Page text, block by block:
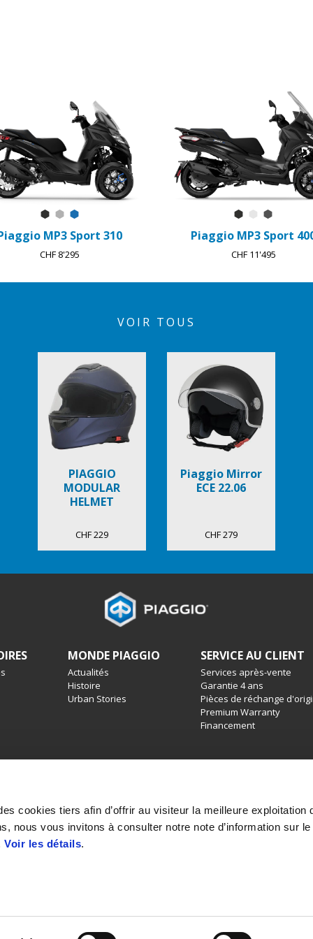
cookies tiers afin d’offrir au visiteur la meilleure exploitation
nous vous invitons à consulter notre note d’information sur
Voir les détails.
Nero Meteora
Grigio Mercurio
MP3 Sport 310
CHF 8'295
Nero Meteora
Bianco Luna
Piaggio MP3 Sport
CHF 11'495
VOIR TOUS
PIAGGIO
MODULAR
HELMET
CHF 229
Piaggio Mirror
ECE 22.06
CHF 279
MONDE PIAGGIO
Actualités
Histoire
Urban Stories
SERVICE AU CLIENT
Services après-vente
Garantie 4 ans
Pièces de réchange
Premium Warranty
Financement
(form. 13.20). Forfait de livraison de l’agent exclu. Sous réserve
la couleur. Sous réserve de disponibilité, d'éventuelles différences
série par rapport à la reproduction en image sont possibles. Sous
le droit d'apporter des modifications techniques ou stylistiques.
et aux équipements décrits et illustrés ici sont possibles en